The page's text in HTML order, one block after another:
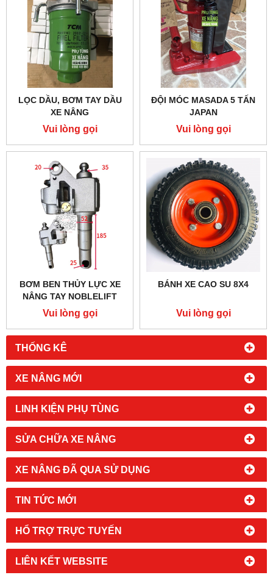
THỐNG KÊ
XE NÂNG MỚI
LINH KIỆN PHỤ TÙNG
SỬA CHỮA XE NÂNG
XE NÂNG ĐÃ QUA SỬ DỤNG
TIN TỨC MỚI
HỔ TRỢ TRỰC TUYẾN
LIÊN KẾT WEBSITE
LỌC DẦU, BƠM TAY DẦU
XE NÂNG
Vui lòng gọi
ĐỘI MÓC MASADA 5 TẤN
JAPAN
Vui lòng gọi
BƠM BEN THỦY LỰC XE
NÂNG TAY NOBLELIFT
2500KG
Vui lòng gọi
BÁNH XE CAO SU 8X4
Vui lòng gọi